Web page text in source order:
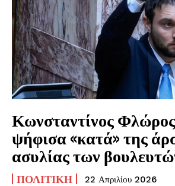
Κωνσταντίνος
ψήφισα «κατά» της
ασυλίας των
ΠΟΛΙΤΙΚΉ 22 Απριλίου 2026